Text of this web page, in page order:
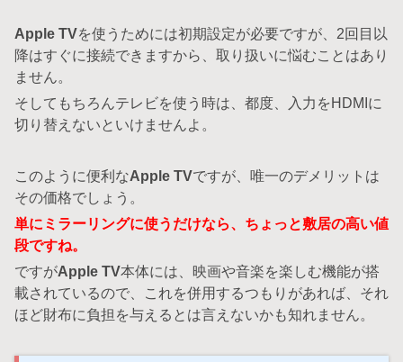
Apple TVを使うためには初期設定が必要ですが、2回目以
降はすぐに接続できますから、取り扱いに悩むことはあり
ません。
そしてもちろんテレビを使う時は、都度、入力をHDMIに
切り替えないといけませんよ。
このように便利なApple TVですが、唯一のデメリットは
その価格でしょう。
単にミラーリングに使うだけなら、ちょっと敷居の高い値
段ですね。
ですがApple TV本体には、映画や音楽を楽しむ機能が搭
載されているので、これを併用するつもりがあれば、それ
ほど財布に負担を与えるとは言えないかも知れません。